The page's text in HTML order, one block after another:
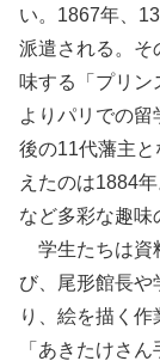
い。1867年、
派遣される。そ
味する「プリン
よりパリでの
後の11代藩主
えたのは1884
など多彩な趣味
学生たちは資
び、尾形館長や
り、絵を描く
「あきたけさ